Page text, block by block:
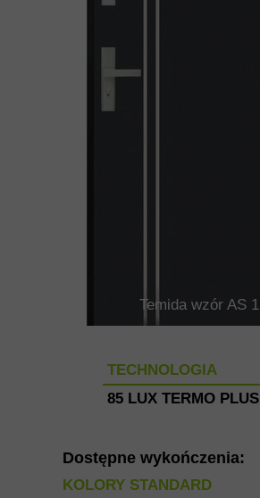
KOLORY STANDARD
Dostępne wykończenia:
85 LUX TERMO PLUS
TECHNOLOGIA
Temida wzór AS 1